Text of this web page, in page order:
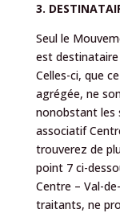
3.
Seul le
est
Celles-ci, que
agrégée, ne
nonobstant les
associatif
trouverez de
point 7 ci-
Centre – Val-
traitants, ne